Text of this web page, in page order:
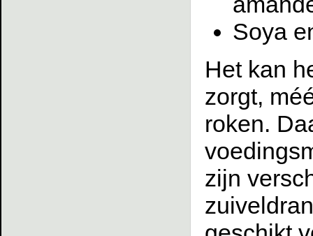
Soya
Het kan
zorgt,
roken.
zijn